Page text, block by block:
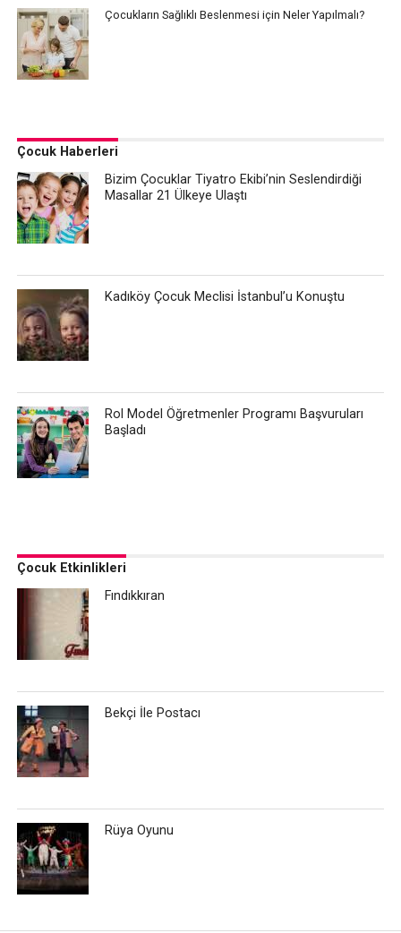
Çocukların Sağlıklı Beslenmesi için Neler Yapılmalı?
Çocuk Haberleri
Bizim Çocuklar Tiyatro Ekibi’nin Seslendirdiği
Masallar 21 Ülkeye Ulaştı
Kadıköy Çocuk Meclisi İstanbul’u Konuştu
Rol Model Öğretmenler Programı Başvuruları
Başladı
Çocuk Etkinlikleri
Fındıkkıran
Bekçi İle Postacı
Rüya Oyunu